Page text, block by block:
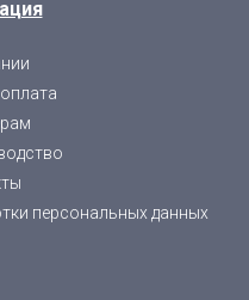
персональных данных